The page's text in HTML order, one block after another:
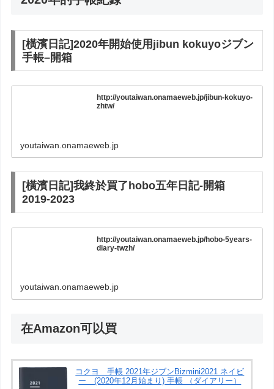
[橫濱日記]2020年開始使用jibun kokuyoジブン
手帳–開箱
http://youtaiwan.onamaeweb.jp/jibun-kokuyo-
zhtw/
youtaiwan.onamaeweb.jp
[橫濱日記]我終於買了hobo五年日記-開箱
2019-2023
http://youtaiwan.onamaeweb.jp/hobo-5years-
diary-twzh/
youtaiwan.onamaeweb.jp
在Amazon可以買
コクヨ 手帳 2021年ジブンBizmini2021 ネイビ
ー (2020年12月始まり) 手帳 （ダイアリー）